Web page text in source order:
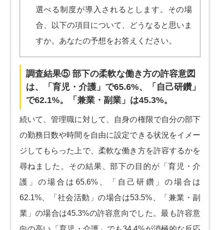
選べる制度が導入されるとします。その場
合、以下の項目について、どうなると思いま
すか。あなたの予想をお答えください。
調査結果⑤ 部下の柔軟な働き方の許容意図
は、「育児・介護」で65.6%、「自己研鑽」
で62.1%。「兼業・副業」は45.3%。
続いて、管理職に対して、自身の権限で自分の部下
の勤務日数や時間を自由に設定できる状況をイメー
ジしてもらった上で、柔軟な働き方を許容するかを
尋ねました。その結果、部下の目的が「育児・介
護」の場合は65.6%、「自己研鑽」の場合は
62.1%、「社会活動」の場合は53.5%、「兼業・副
業」の場合は45.3%の許容意向でした。最も許容意